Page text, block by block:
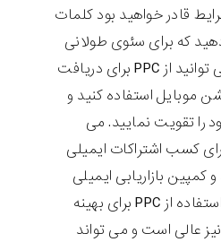
قادر خواهید بود کلمات
که برای سئوی طولانی
مدت مفید است. می توانید از PPC برای دریافت
موبایل استفاده کنید و
را تقویت نمایید. می
کسب اشتراکات ایمیلی
کمپین بازاریابی ایمیلی
خود را غنی تر کنید. استفاده از PPC برای بهینه
عالی است و می تواند